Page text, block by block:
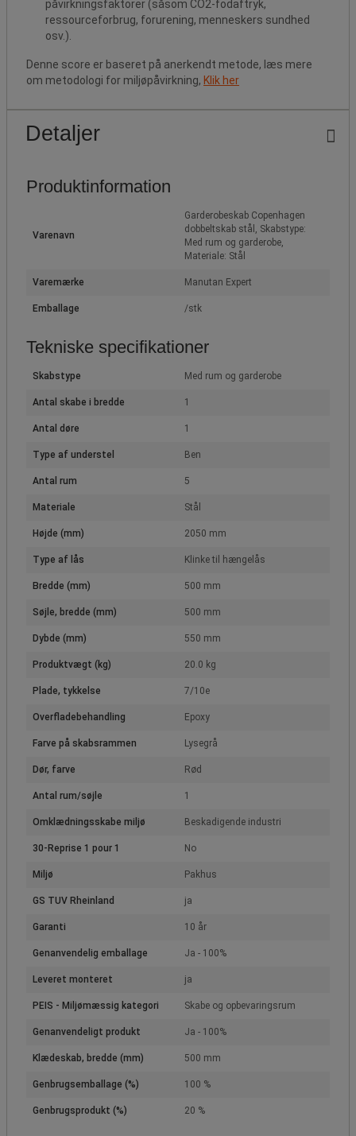
påvirkningsfaktorer (såsom CO2-fodaftryk,
ressourceforbrug, forurening, menneskers sundhed
osv.).
Denne score er baseret på anerkendt metode, læs mere
om metodologi for miljøpåvirkning, Klik her
Detaljer
Produktinformation
Varenavn
Garderobeskab Copenhagen
dobbeltskab stål, Skabstype:
Med rum og garderobe,
Materiale: Stål
Varemærke Manutan Expert
Emballage /stk
Tekniske specifikationer
Skabstype Med rum og garderobe
Antal skabe i bredde 1
Antal døre 1
Type af understel Ben
Antal rum 5
Materiale Stål
Højde (mm) 2050 mm
Type af lås Klinke til hængelås
Bredde (mm) 500 mm
Søjle, bredde (mm) 500 mm
Dybde (mm) 550 mm
Produktvægt (kg) 20.0 kg
Plade, tykkelse 7/10e
Overfladebehandling Epoxy
Farve på skabsrammen Lysegrå
Dør, farve Rød
Antal rum/søjle 1
Omklædningsskabe miljø Beskadigende industri
30-Reprise 1 pour 1 No
Miljø Pakhus
GS TUV Rheinland ja
Garanti 10 år
Genanvendelig emballage Ja - 100%
Leveret monteret ja
PEIS - Miljømæssig kategori Skabe og opbevaringsrum
Genanvendeligt produkt Ja - 100%
Klædeskab, bredde (mm) 500 mm
Genbrugsemballage (%) 100 %
Genbrugsprodukt (%) 20 %